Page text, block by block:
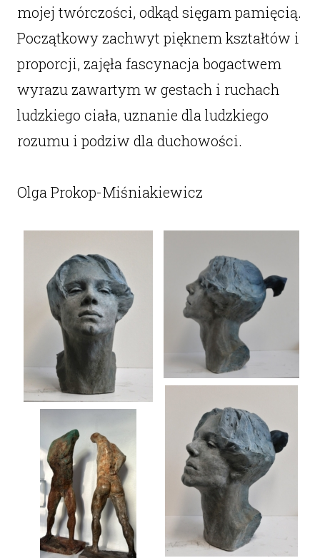
mojej twórczości, odkąd sięgam pamięcią.
Początkowy zachwyt pięknem kształtów i
proporcji, zajęła fascynacja bogactwem
wyrazu zawartym w gestach i ruchach
ludzkiego ciała, uznanie dla ludzkiego
rozumu i podziw dla duchowości.
Olga Prokop-Miśniakiewicz